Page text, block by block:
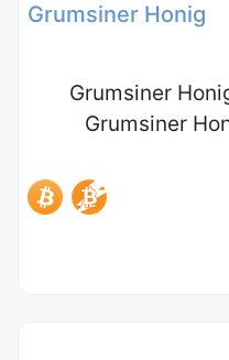
Grumsiner Honig
Grumsiner
Grumsiner